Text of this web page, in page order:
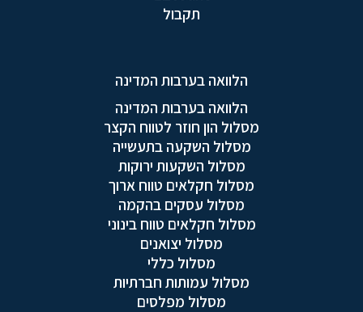
תקבול
הלוואה בערבות המדינה
הלוואה בערבות המדינה
מסלול הון חוזר לטווח הקצר
מסלול השקעה בתעשייה
מסלול השקעות ירוקות
מסלול חקלאים טווח ארוך
מסלול עסקים בהקמה
מסלול חקלאים טווח בינוני
מסלול יצואנים
מסלול כללי
מסלול עמותות חברתיות
מסלול מפלסים